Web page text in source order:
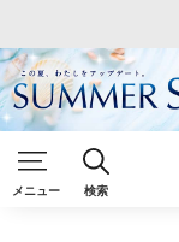
メニュー 検索